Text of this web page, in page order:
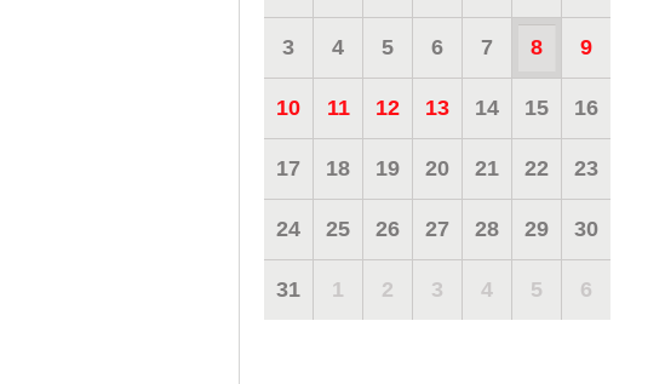
3 4 5 6 7 8 9
10 11 12 13 14 15 16
17 18 19 20 21 22 23
24 25 26 27 28 29 30
31 1 2 3 4 5 6